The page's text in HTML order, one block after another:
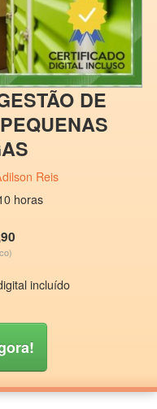
DE
Reis
horas
incluído